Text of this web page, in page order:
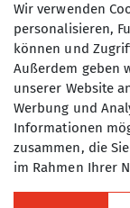
089/
Wir verwenden
personalisieren,
können und
Außerdem geben
unserer Website
Werbung und
Informationen
zusammen, die
im Rahmen Ihrer